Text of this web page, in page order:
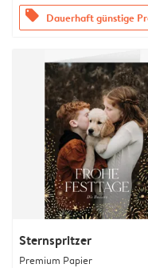
offers Dauerhaft günstige
Sternspritzer
Premium Papier